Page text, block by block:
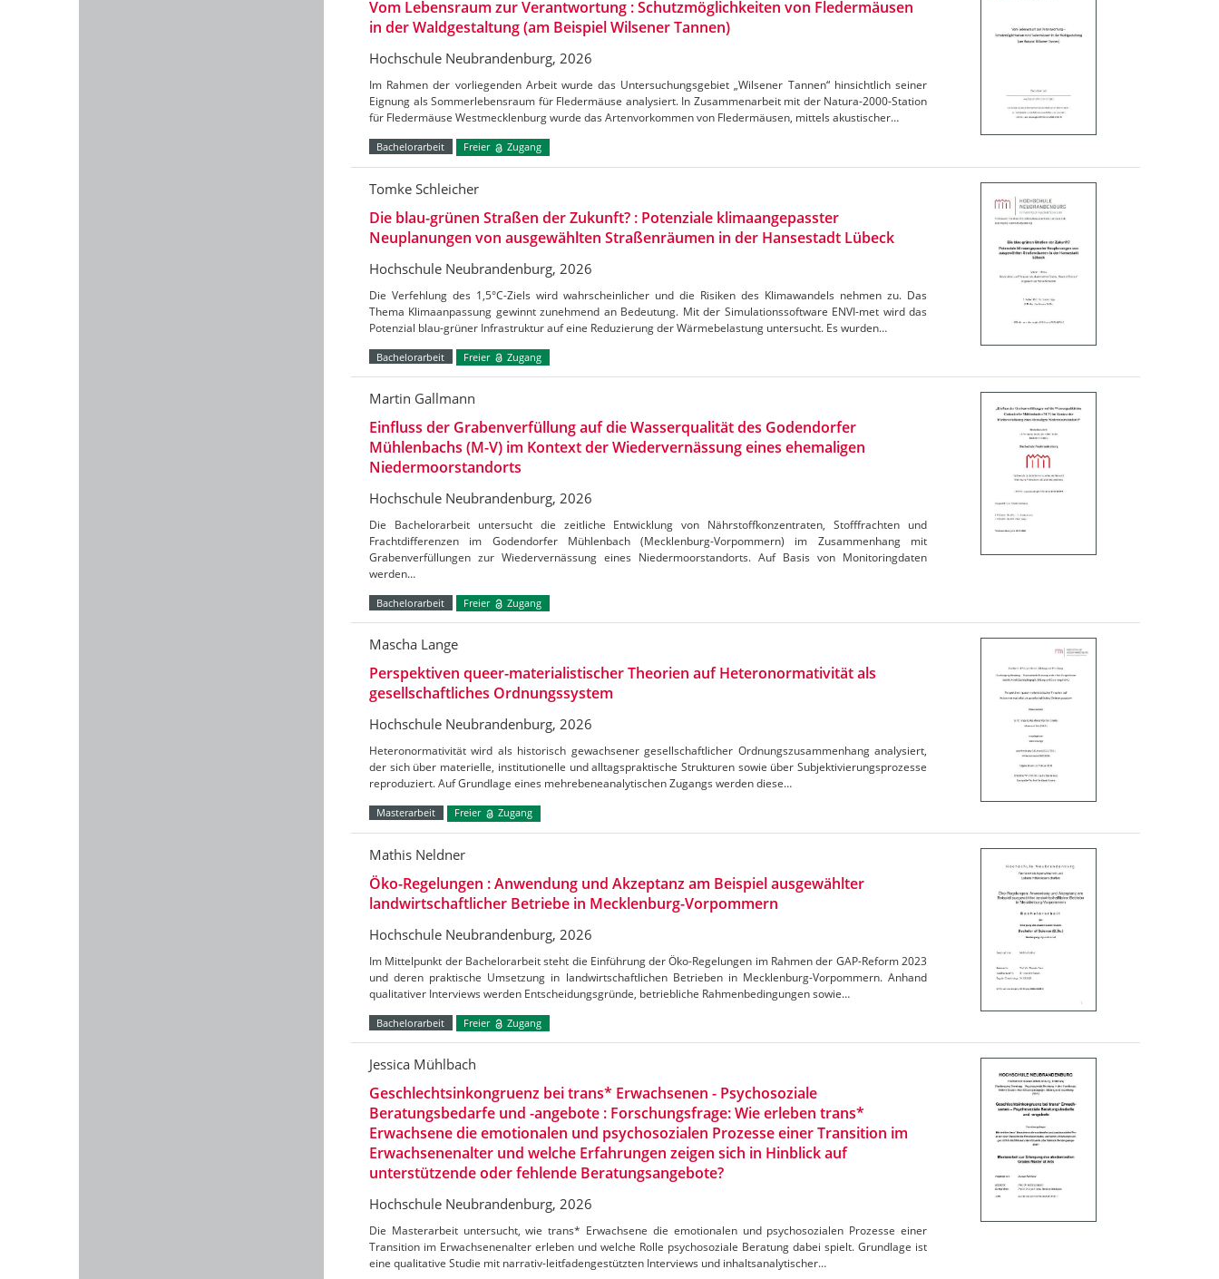
Vom Lebensraum zur Verantwortung : Schutzmöglichkeiten von Fledermäusen
in der Waldgestaltung (am Beispiel Wilsener Tannen)
Hochschule Neubrandenburg, 2026
Im Rahmen der vorliegenden Arbeit wurde das Untersuchungsgebiet „Wilsener Tannen“ hinsichtlich seiner
Eignung als Sommerlebensraum für Fledermäuse analysiert. In Zusammenarbeit mit der Natura-2000-Station
für Fledermäuse Westmecklenburg wurde das Artenvorkommen von Fledermäusen, mittels akustischer…
Bachelorarbeit Freier Zugang
Tomke Schleicher
Die blau-grünen Straßen der Zukunft? : Potenziale klimaangepasster
Neuplanungen von ausgewählten Straßenräumen in der Hansestadt Lübeck
Hochschule Neubrandenburg, 2026
Die Verfehlung des 1,5°C-Ziels wird wahrscheinlicher und die Risiken des Klimawandels nehmen zu. Das
Thema Klimaanpassung gewinnt zunehmend an Bedeutung. Mit der Simulationssoftware ENVI-met wird das
Potenzial blau-grüner Infrastruktur auf eine Reduzierung der Wärmebelastung untersucht. Es wurden…
Bachelorarbeit Freier Zugang
Martin Gallmann
Einfluss der Grabenverfüllung auf die Wasserqualität des Godendorfer
Mühlenbachs (M-V) im Kontext der Wiedervernässung eines ehemaligen
Niedermoorstandorts
Hochschule Neubrandenburg, 2026
Die Bachelorarbeit untersucht die zeitliche Entwicklung von Nährstoffkonzentraten, Stofffrachten und
Frachtdifferenzen im Godendorfer Mühlenbach (Mecklenburg-Vorpommern) im Zusammenhang mit
Grabenverfüllungen zur Wiedervernässung eines Niedermoorstandorts. Auf Basis von Monitoringdaten
werden…
Bachelorarbeit Freier Zugang
Mascha Lange
Perspektiven queer-materialistischer Theorien auf Heteronormativität als
gesellschaftliches Ordnungssystem
Hochschule Neubrandenburg, 2026
Heteronormativität wird als historisch gewachsener gesellschaftlicher Ordnungszusammenhang analysiert,
der sich über materielle, institutionelle und alltagspraktische Strukturen sowie über Subjektivierungsprozesse
reproduziert. Auf Grundlage eines mehrebeneanalytischen Zugangs werden diese…
Masterarbeit Freier Zugang
Mathis Neldner
Öko-Regelungen : Anwendung und Akzeptanz am Beispiel ausgewählter
landwirtschaftlicher Betriebe in Mecklenburg-Vorpommern
Hochschule Neubrandenburg, 2026
Im Mittelpunkt der Bachelorarbeit steht die Einführung der Öko-Regelungen im Rahmen der GAP-Reform 2023
und deren praktische Umsetzung in landwirtschaftlichen Betrieben in Mecklenburg-Vorpommern. Anhand
qualitativer Interviews werden Entscheidungsgründe, betriebliche Rahmenbedingungen sowie…
Bachelorarbeit Freier Zugang
Jessica Mühlbach
Geschlechtsinkongruenz bei trans* Erwachsenen - Psychosoziale
Beratungsbedarfe und -angebote : Forschungsfrage: Wie erleben trans*
Erwachsene die emotionalen und psychosozialen Prozesse einer Transition im
Erwachsenenalter und welche Erfahrungen zeigen sich in Hinblick auf
unterstützende oder fehlende Beratungsangebote?
Hochschule Neubrandenburg, 2026
Die Masterarbeit untersucht, wie trans* Erwachsene die emotionalen und psychosozialen Prozesse einer
Transition im Erwachsenenalter erleben und welche Rolle psychosoziale Beratung dabei spielt. Grundlage ist
eine qualitative Studie mit narrativ-leitfadengestützten Interviews und inhaltsanalytischer…